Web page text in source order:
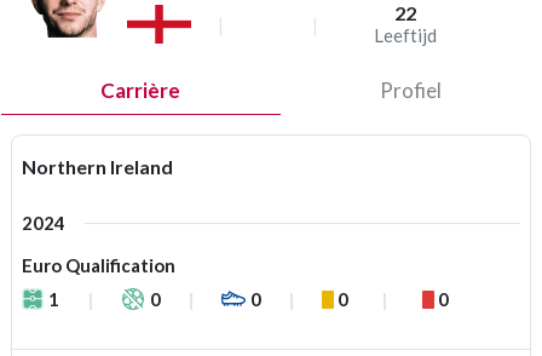
22
Leeftijd
Carrière Profiel
Northern Ireland
2024
Euro Qualification
1
0 0 0 0